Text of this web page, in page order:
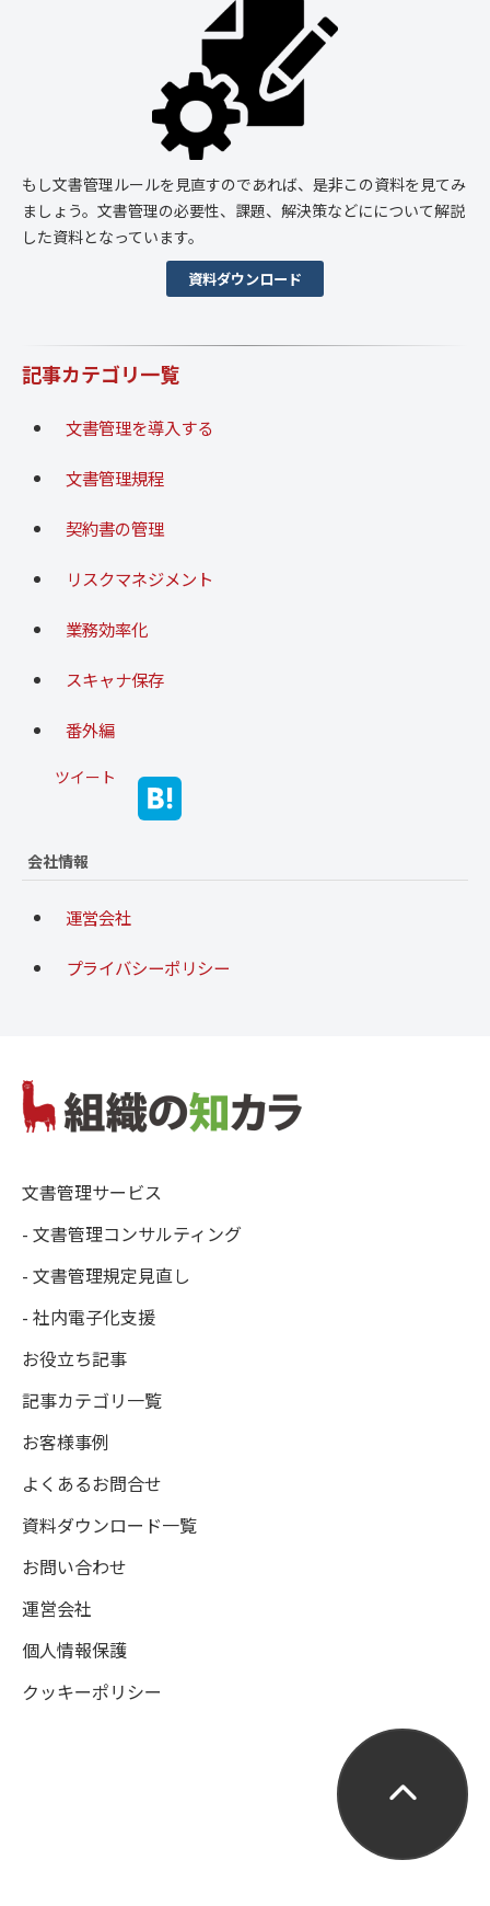
もし文書管理ルールを見直すのであれば、是非この資料を見てみ
ましょう。文書管理の必要性、課題、解決策などにについて解説
した資料となっています。
資料ダウンロード
記事カテゴリ一覧
文書管理を導入する
文書管理規程
契約書の管理
リスクマネジメント
業務効率化
スキャナ保存
番外編
ツイート
会社情報
運営会社
プライバシーポリシー
文書管理サービス
- 文書管理コンサルティング
- 文書管理規定見直し
- 社内電子化支援
お役立ち記事
記事カテゴリ一覧
お客様事例
よくあるお問合せ
資料ダウンロード一覧
お問い合わせ
運営会社
個人情報保護
クッキーポリシー